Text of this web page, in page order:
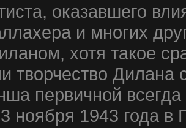
оказавшего
и многих
хотя такое
творчество Дилана
первичной
ноября 1943 года в